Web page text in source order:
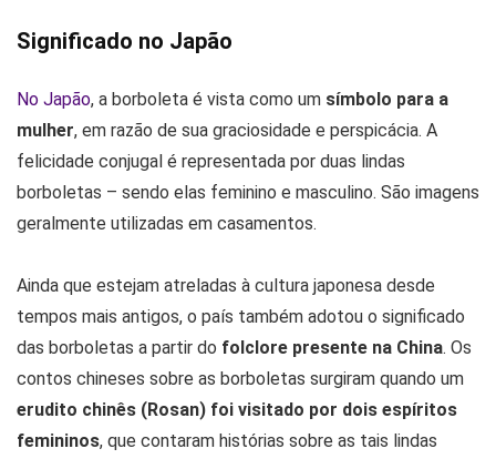
Significado no Japão
No Japão, a borboleta é vista como um símbolo para a
mulher, em razão de sua graciosidade e perspicácia. A
felicidade conjugal é representada por duas lindas
borboletas – sendo elas feminino e masculino. São imagens
geralmente utilizadas em casamentos.
Ainda que estejam atreladas à cultura japonesa desde
tempos mais antigos, o país também adotou o significado
das borboletas a partir do folclore presente na China. Os
contos chineses sobre as borboletas surgiram quando um
erudito chinês (Rosan) foi visitado por dois espíritos
femininos, que contaram histórias sobre as tais lindas